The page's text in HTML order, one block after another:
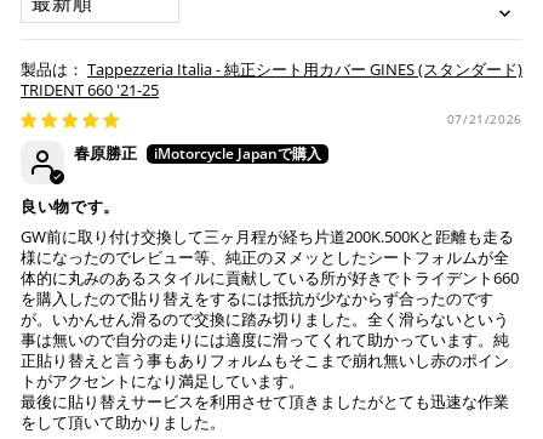
ただいたものとみなします。
納期について
お預かりするシートは間違いなく該当車種専用の純正シ
ートで、加工をしていない
純正シートにダメージはない (シートベースの歪みや割
注意事項
Tappezzeria Italia製品は、純正シートの形状に合わせて
製造されておりますが、シートの状態により弊社で作業
不可と判断した場合には、ご連絡の上返送させていただ
く場合もございます。
送っていただいた純正シートが、適合外の車両と発覚
し、それにより不具合等生じた際には、弊社は一切の責
任を負いません。
ト・楽天ペイ残高でのお支払いに限ります。
※ 現在楽天ペイでご使用頂けるクレジットカードは
Visa、Mastercard、JCBのみです。
キャッシュレス決済
上記キャッシュレス決済アカウントからご希望のお支払
い方法をご選択頂き、クリックするだけで簡単に支払い
が完了します。
※ ご利用には事前にPayPay、Apple Payの利用登録が
Tappezzeria Italia - 純正シート用カバー GINES (スタンダード)
TRIDENT 660 '21-25
07/21/2026
春原勝正
良い物です。
GW前に取り付け交換して三ヶ月程が経ち片道200K.500Kと距離も走る
様になったのでレビュー等、純正のヌメッとしたシートフォルムが全
体的に丸みのあるスタイルに貢献している所が好きでトライデント660
を購入したので貼り替えをするには抵抗が少なからず合ったのです
が。いかんせん滑るので交換に踏み切りました。全く滑らないという
事は無いので自分の走りには適度に滑ってくれて助かっています。純
正貼り替えと言う事もありフォルムもそこまで崩れ無いし赤のポイン
トがアクセントになり満足しています。
最後に貼り替えサービスを利用させて頂きましたがとても迅速な作業
をして頂いて助かりました。